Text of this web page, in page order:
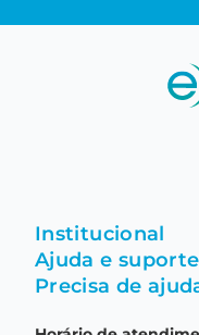
Institucional
Fale conosco
Ajuda e suporte
Precisa de